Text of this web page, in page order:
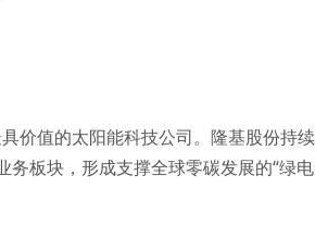
价值的太阳能科技公司。隆基股份持
板块，形成支撑全球零碳发展的“绿